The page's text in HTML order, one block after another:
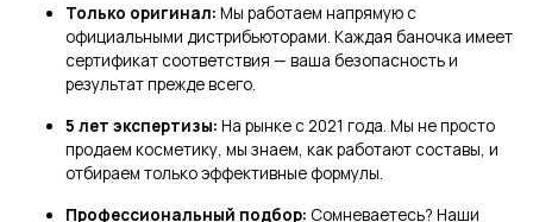
Только оригинал: Мы работаем напрямую с
официальными дистрибьюторами. Каждая баночка имеет
сертификат соответствия — ваша безопасность и
результат прежде всего.
5 лет экспертизы: На рынке с 2021 года. Мы не просто
продаем косметику, мы знаем, как работают составы, и
отбираем только эффективные формулы.
Профессиональный подбор: Сомневаетесь? Наши